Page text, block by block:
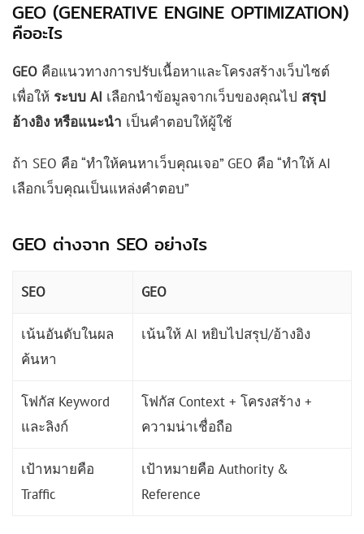
GEO (GENERATIVE ENGINE OPTIMIZATION)
คืออะไร
GEO คือแนวทางการปรับเนื้อหาและโครงสร้างเว็บไซต์
เพื่อให้ ระบบ AI เลือกนำข้อมูลจากเว็บของคุณไป สรุป
อ้างอิง หรือแนะนำ เป็นคำตอบให้ผู้ใช้
ถ้า SEO คือ “ทำให้คนหาเว็บคุณเจอ” GEO คือ “ทำให้ AI
เลือกเว็บคุณเป็นแหล่งคำตอบ”
GEO ต่างจาก SEO อย่างไร
SEO GEO
เน้นอันดับในผล
ค้นหา
เน้นให้ AI หยิบไปสรุป/อ้างอิง
โฟกัส Keyword
และลิงก์
โฟกัส Context + โครงสร้าง +
ความน่าเชื่อถือ
เป้าหมายคือ
Traffic
เป้าหมายคือ Authority &
Reference